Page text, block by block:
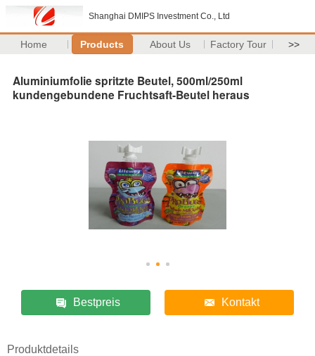
Shanghai DMIPS Investment Co., Ltd
Home Products About Us Factory Tour >>
Aluminiumfolie spritzte Beutel, 500ml/250ml
kundengebundene Fruchtsaft-Beutel heraus
Bestpreis Kontakt
Produktdetails